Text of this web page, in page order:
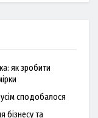
як зробити
сподобалося
бізнесу та